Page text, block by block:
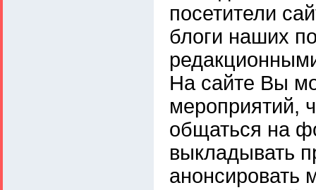
посетители
блоги наших
На сайте Вы
мероприятий,
общаться на
выкладывать
анонсировать